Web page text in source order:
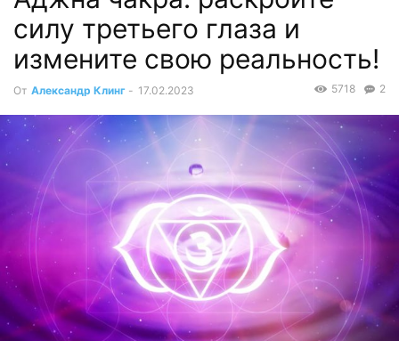
силу третьего глаза и
измените свою реальность!
От Александр Клинг - 17.02.2023 2
5718